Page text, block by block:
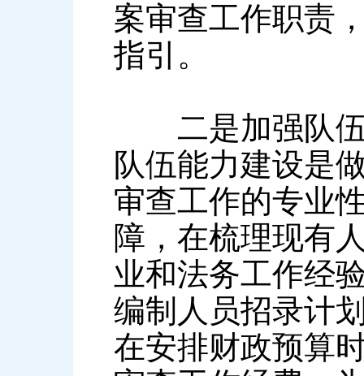
案审查工作职责
指引。
二是加强队伍
队伍能力建设是
审查工作的专业
障，在梳理现有
业和法务工作经
编制人员招录计
在安排财政预算